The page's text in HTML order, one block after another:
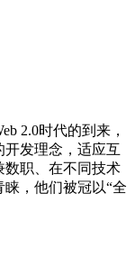
2.0时代的到来，
发理念，适应互
数职、在不同技术
，他们被冠以“全